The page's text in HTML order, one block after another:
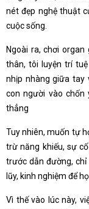
nét đẹp nghệ thuật
cuộc sống.
Ngoài ra, chơi
thân, tôi luyện trí
nhịp nhàng giữa tay
con người vào chốn
thẳng
Tuy nhiên, muốn tự
trừ năng khiếu, sự
trước dẫn đường,
lũy, kinh nghiệm để
Vì thế vào lúc này,